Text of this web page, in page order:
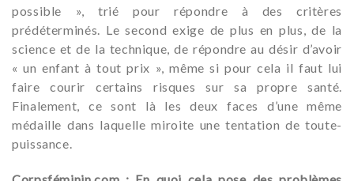
possible », trié pour répondre à des critères
prédéterminés. Le second exige de plus en plus, de la
science et de la technique, de répondre au désir d’avoir
« un enfant à tout prix », même si pour cela il faut lui
faire courir certains risques sur sa propre santé.
Finalement, ce sont là les deux faces d’une même
médaille dans laquelle miroite une tentation de toute-
puissance.